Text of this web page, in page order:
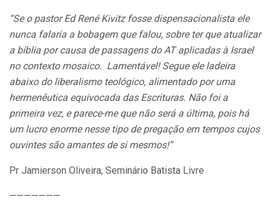
“Se o pastor Ed René Kivitz fosse dispensacionalista ele
nunca falaria a bobagem que falou, sobre ter que atualizar
a bíblia por causa de passagens do AT aplicadas à Israel
no contexto mosaico. Lamentável! Segue ele ladeira
abaixo do liberalismo teológico, alimentado por uma
hermenêutica equivocada das Escrituras. Não foi a
primeira vez, e parece-me que não será a última, pois há
um lucro enorme nesse tipo de pregação em tempos cujos
ouvintes são amantes de si mesmos!”
Pr Jamierson Oliveira, Seminário Batista Livre
———————